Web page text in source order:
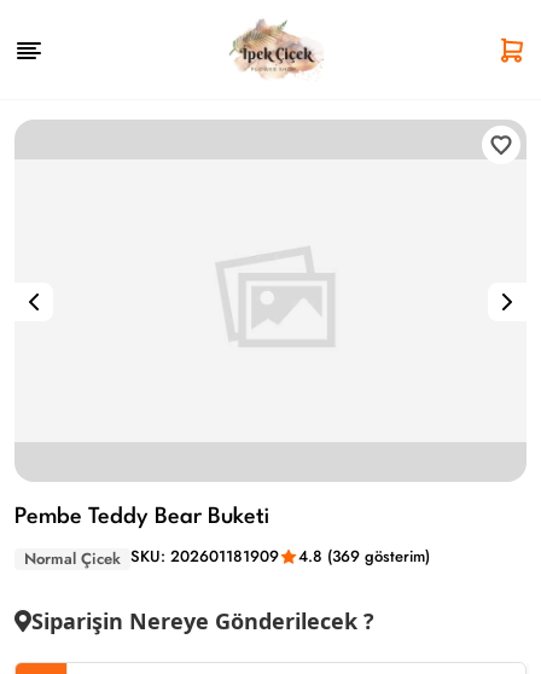
Pembe Teddy Bear Buketi
Normal Çicek SKU: 202601181909 4.8 (369 gösterim)
Siparişin Nereye Gönderilecek ?